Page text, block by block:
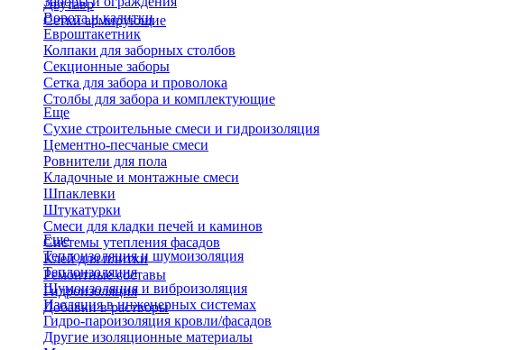
Двутавр
Сетки армирующие
Ворота и калитки
Евроштакетник
Колпаки для заборных столбов
Секционные заборы
Сетка для забора и проволока
Столбы для забора и комплектующие
Еще
Сухие строительные смеси и гидроизоляция
Цементно-песчаные смеси
Ровнители для пола
Кладочные и монтажные смеси
Шпаклевки
Штукатурки
Смеси для кладки печей и каминов
Системы утепления фасадов
Клей для плитки
Ремонтные составы
Гидроизоляция
Добавки в растворы
Еще
Теплоизоляция и шумоизоляция
Теплоизоляция
Шумоизоляция и виброизоляция
Изоляция в инженерных системах
Гидро-пароизоляция кровли/фасадов
Другие изоляционные материалы